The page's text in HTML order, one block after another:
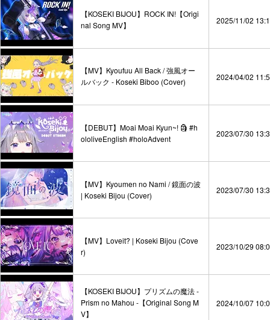
【KOSEKI BIJOU】ROCK IN!【Origi
nal Song MV】
2025/11/02
【MV】Kyoufuu All Back / 強風オー
ルバック - Koseki Biboo (Cover)
2024/04/02
【DEBUT】Moai Moai Kyun~! 🗿 #h
ololiveEnglish #holoAdvent
2023/07/30
【MV】Kyoumen no Nami / 鏡面の波
| Koseki Bijou (Cover)
2023/07/30
【MV】Loveit? | Koseki Bijou (Cove
r)
2023/10/29
【KOSEKI BIJOU】プリズムの魔法 -
Prism no Mahou -【Original Song M
V】
2024/10/07